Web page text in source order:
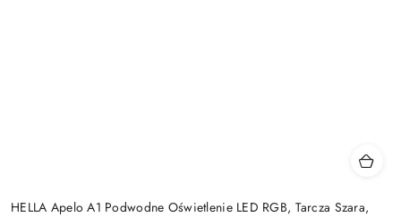
HELLA Apelo A1 Podwodne Oświetlenie LED RGB, Tarcza Szara,